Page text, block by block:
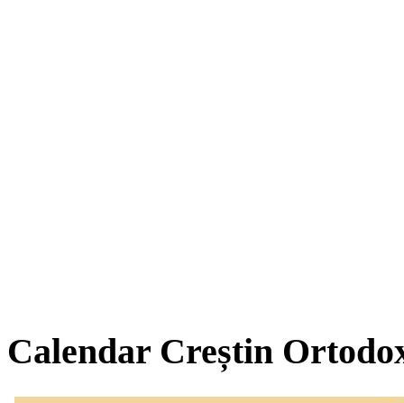
Calendar Creștin